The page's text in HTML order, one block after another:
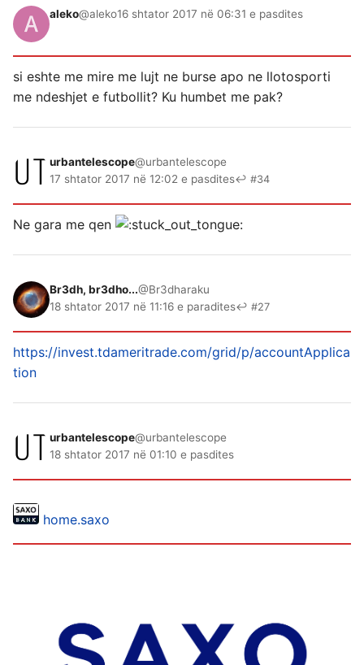
aleko@aleko16 shtator 2017 në 06:31 e pasdites
si eshte me mire me lujt ne burse apo ne llotosporti
me ndeshjet e futbollit? Ku humbet me pak?
urbantelescope@urbantelescope
17 shtator 2017 në 12:02 e pasdites↩ #34
Ne gara me qen
Br3dh, br3dho...@Br3dharaku
18 shtator 2017 në 11:16 e paradites↩ #27
https://invest.tdameritrade.com/grid/p/accountApplica
tion
urbantelescope@urbantelescope
18 shtator 2017 në 01:10 e pasdites
home.saxo